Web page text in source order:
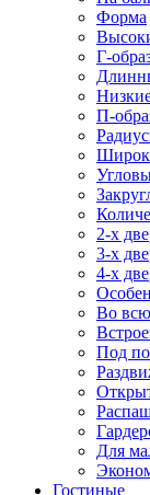
Форма
Г-
П-
2-х
3-х
4-х
Во
Под
Для
Гостиные